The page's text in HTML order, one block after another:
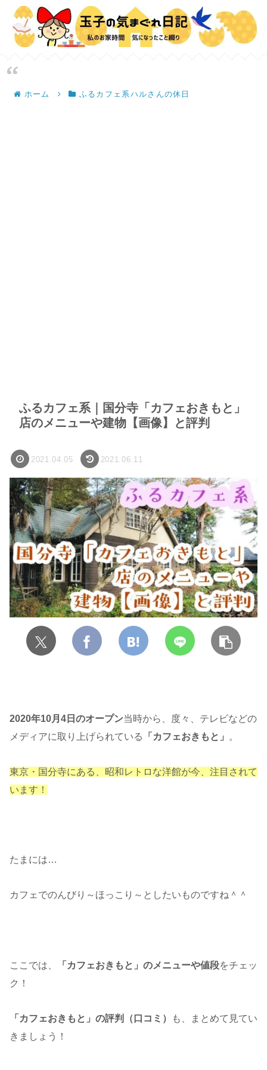
ホーム ふるカフェ系ハルさんの休日
ふるカフェ系｜国分寺「カフェおきもと」
店のメニューや建物【画像】と評判
2021.04.05 2021.06.11
2020年10月4日のオープン当時から、度々、テレビなどの
メディアに取り上げられている
「カフェおきもと」 。
東京・国分寺にある、昭和レトロな洋館が今、注目されて
います！
たまには…
カフェでのんびり～ほっこり～としたいものですね＾＾
ここでは、 「カフェおきもと」のメニューや値段をチェッ
ク！
「カフェおきもと」 の評判（口コミ）
も、まとめて見てい
きましょう！